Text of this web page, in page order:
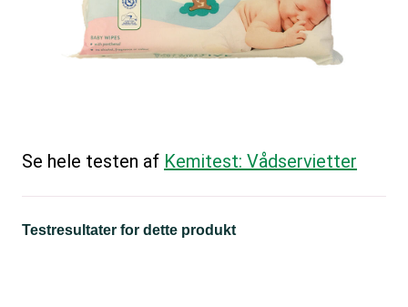
Se hele testen af Kemitest: Vådservietter
Testresultater for dette produkt